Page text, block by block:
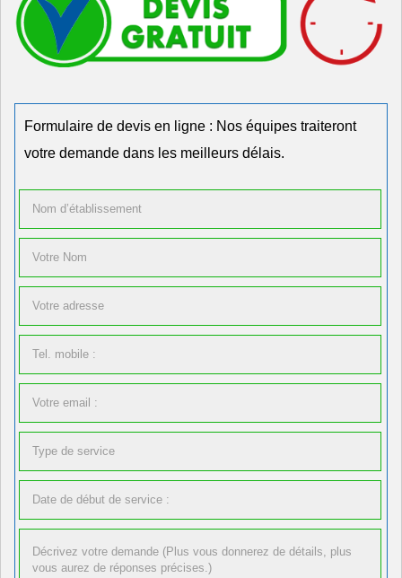
Formulaire de devis en ligne : Nos équipes traiteront
votre demande dans les meilleurs délais.